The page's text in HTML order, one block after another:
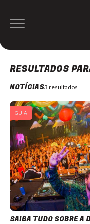
RESULTADOS
NOTÍCIAS3 resultados
GUIA
SAIBA TUDO SOBRE A